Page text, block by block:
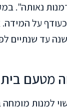
נאותה".
על המידה.
עד שנתיים
מטעם
למנות מומחה